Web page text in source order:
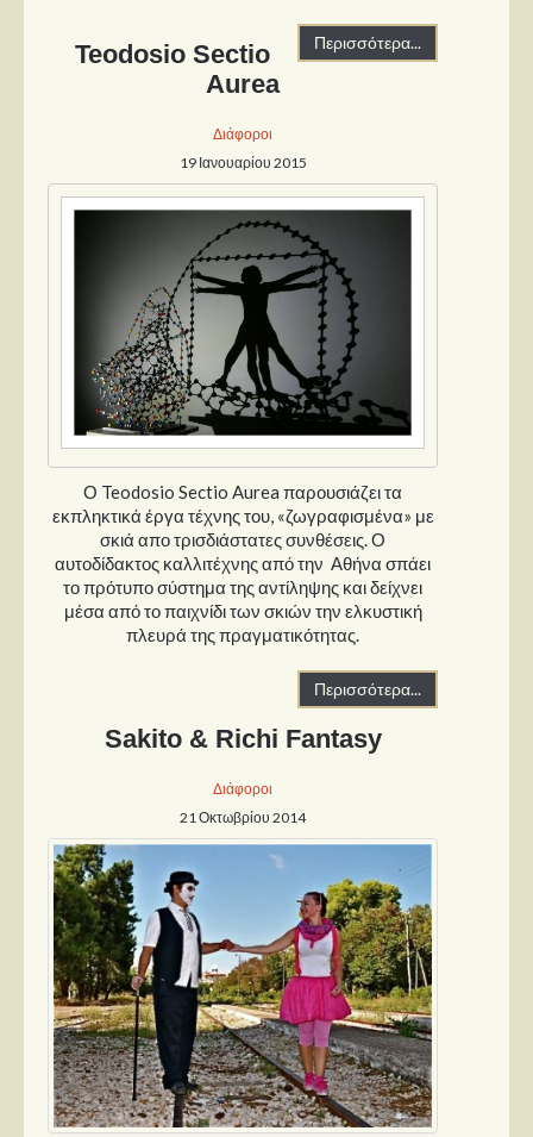
Polls
Περισσότερα...
Teodosio Sectio
Aurea
Διάφοροι
19 Ιανουαρίου 2015
Ο Teodosio Sectio Aurea παρουσιάζει τα
εκπληκτικά έργα τέχνης του, «ζωγραφισμένα» με
σκιά απο τρισδιάστατες συνθέσεις. Ο
αυτοδίδακτος καλλιτέχνης από την Αθήνα σπάει
το πρότυπο σύστημα της αντίληψης και δείχνει
μέσα από το παιχνίδι των σκιών την ελκυστική
πλευρά της πραγματικότητας.
Περισσότερα...
Sakito & Richi Fantasy
Διάφοροι
21 Οκτωβρίου 2014